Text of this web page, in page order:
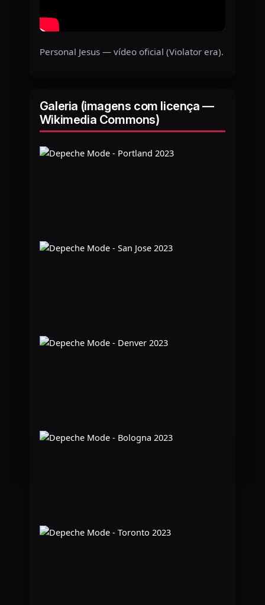
Personal Jesus — vídeo oficial (Violator era).
Galeria (imagens com licença —
Wikimedia Commons)